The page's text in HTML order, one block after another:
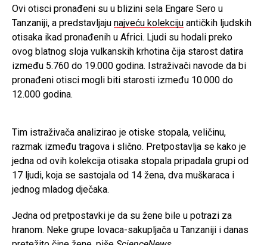
Ovi otisci pronađeni su u blizini sela Engare Sero u
Tanzaniji, a predstavljaju najveću kolekciju antičkih ljudskih
otisaka ikad pronađenih u Africi. Ljudi su hodali preko
ovog blatnog sloja vulkanskih krhotina čija starost datira
između 5.760 do 19.000 godina. Istraživači navode da bi
pronađeni otisci mogli biti starosti između 10.000 do
12.000 godina.
Tim istraživača analizirao je otiske stopala, veličinu,
razmak između tragova i slično. Pretpostavlja se kako je
jedna od ovih kolekcija otisaka stopala pripadala grupi od
17 ljudi, koja se sastojala od 14 žena, dva muškaraca i
jednog mladog dječaka.
Jedna od pretpostavki je da su žene bile u potrazi za
hranom. Neke grupe lovaca-sakupljača u Tanzaniji i danas